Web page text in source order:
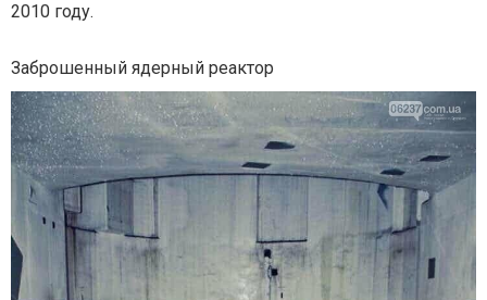
2010 году.
Заброшенный ядерный реактор